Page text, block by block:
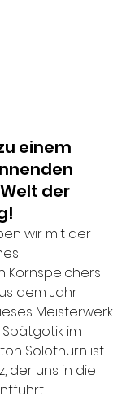
einem
der
wir mit der
Kornspeichers
dem Jahr
Meisterwerk
im
Solothurn ist
der uns in die